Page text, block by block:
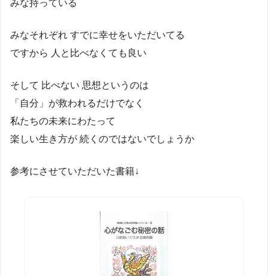
みな持っている
みなそれぞれ すでに幸せをいただいてる
ですから 人と比べなくても良い
そして 比べない 思想というのは
「自分」が救われるだけでなく
私たちの未来にわたって
楽しい生き方が 続くのではないでしょうか
参考にさせていただいた書籍↓